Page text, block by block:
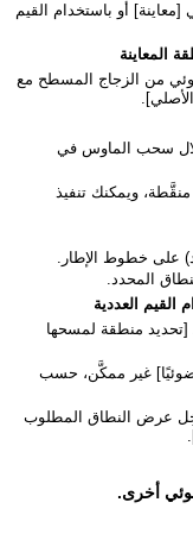
أو باستخدام القيم
المعاينة
من الزجاج المسطح مع
سحب الماوس في
ويمكنك تنفيذ
على خطوط الإطار.
المحدد.
العددية
[تحديد منطقة لمسحها
غير ممكَّن، حسب
عرض النطاق المطلوب
أخرى.